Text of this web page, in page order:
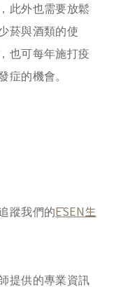
此外也需要放鬆
菸與酒類的使
也可每年施打疫
的機會。
蹤我們的ĒSEN生
提供的專業資訊